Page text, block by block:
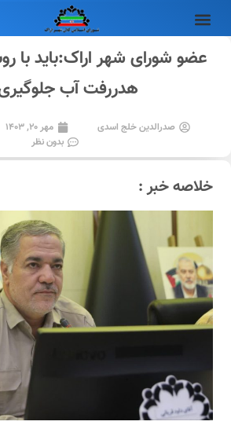
عضو شورای شهر اراک:باید با
هدررفت آب جلوگیری
صدرالدین خلج اسدی مهر ۲۰, ۱۴۰۳
بدون نظر
خلاصه خبر :